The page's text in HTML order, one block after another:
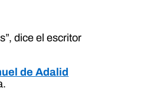
dice el escritor
de Adalid